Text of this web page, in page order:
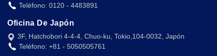
Teléfono: 0120 - 4483891
Oficina De Japón
3F, Hatchobori 4-4-4, Chuo-ku, Tokio,104-0032, Japón
Teléfono: +81 - 5050505761